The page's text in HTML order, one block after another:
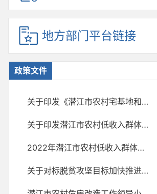
地方部门平台链接
政策文件
关于印发《潜江市农村宅基地和建房审批管理办法(试行)》的通知
关于印发潜江市农村低收入群体等重点对象住房安全保障工作实施方案的通知
2022年潜江市农村低收入群体住房安全动态监测管理实施方案
关于对标脱贫攻坚目标加快推进农村危房改造工作的通知